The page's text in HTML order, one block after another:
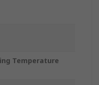
Temperature